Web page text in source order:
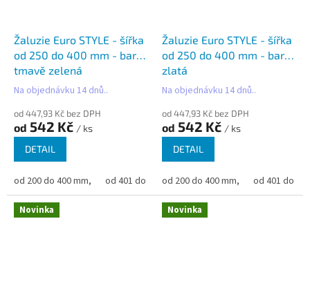
Žaluzie Euro STYLE - šířka
od 250 do 400 mm - barva
tmavě zelená
Na objednávku 14 dnů..
od 447,93 Kč bez DPH
od 542 Kč / ks
DETAIL
od 200 do 400 mm, od 401 do 500 mm, od 501 do 600 mm, od
Žaluzie Euro STYLE - šířka
od 250 do 400 mm - barva
zlatá
Na objednávku 14 dnů..
od 447,93 Kč bez DPH
od 542 Kč / ks
DETAIL
od 200 do 400 mm, od 401 do
Novinka Novinka